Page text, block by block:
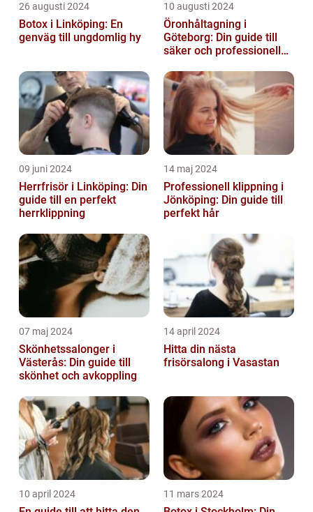
26 augusti 2024
Botox i Linköping: En
genväg till ungdomlig hy
10 augusti 2024
Öronhåltagning i
Göteborg: Din guide till
säker och professionell
09 juni 2024
Herrfrisör i Linköping: Din
guide till en perfekt
herrklippning
14 maj 2024
Professionell klippning i
Jönköping: Din guide till
perfekt hår
07 maj 2024
Skönhetssalonger i
Västerås: Din guide till
skönhet och avkoppling
14 april 2024
Hitta din nästa
frisörsalong i Vasastan
10 april 2024 11 mars 2024